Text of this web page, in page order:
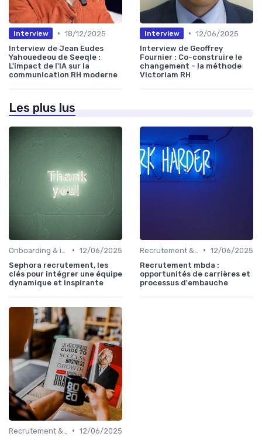
Interview • 18/12/2025
Interview de Jean Eudes
Yahouedeou de Seeqle :
L'impact de l'IA sur la
communication RH moderne
Interview • 12/06/2025
Interview de Geoffrey
Fournier : Co-construire le
changement - la méthode
Victoriam RH
Les plus lus
• 12/06/2025
Sephora recrutement, les
clés pour intégrer une équipe
dynamique et inspirante
• 12/06/2025
Recrutement mbda :
opportunités de carrières et
processus d'embauche
• 12/06/2025